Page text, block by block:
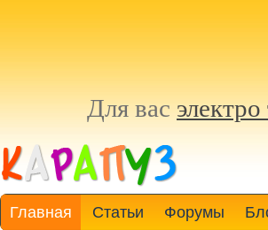
Для вас
Главная Статьи Форумы